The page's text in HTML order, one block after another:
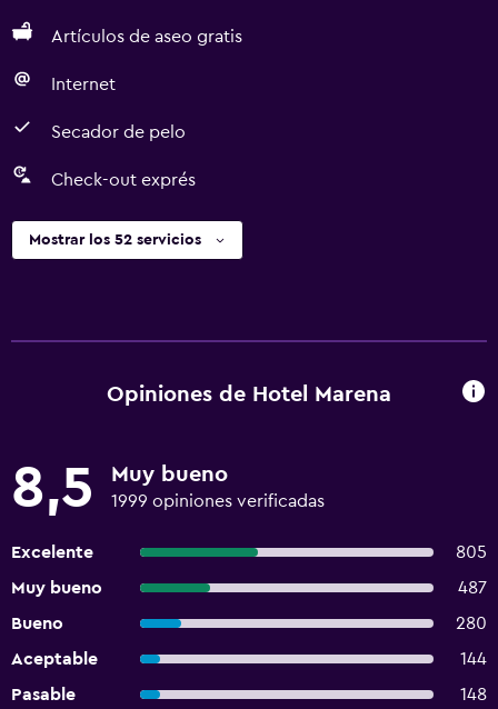
Artículos de aseo gratis
Internet
Secador de pelo
Check-out exprés
Mostrar los 52 servicios
Opiniones de Hotel Marena
8,5 Muy bueno
1999 opiniones verificadas
Excelente
805
Muy bueno
487
Bueno
280
Aceptable
144
Pasable
148